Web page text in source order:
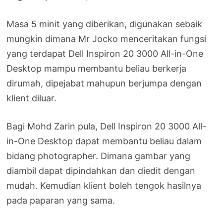
Masa 5 minit yang diberikan, digunakan sebaik
mungkin dimana Mr Jocko menceritakan fungsi
yang terdapat Dell Inspiron 20 3000 All-in-One
Desktop mampu membantu beliau berkerja
dirumah, dipejabat mahupun berjumpa dengan
klient diluar.
Bagi Mohd Zarin pula, Dell Inspiron 20 3000 All-
in-One Desktop dapat membantu beliau dalam
bidang photographer. Dimana gambar yang
diambil dapat dipindahkan dan diedit dengan
mudah. Kemudian klient boleh tengok hasilnya
pada paparan yang sama.